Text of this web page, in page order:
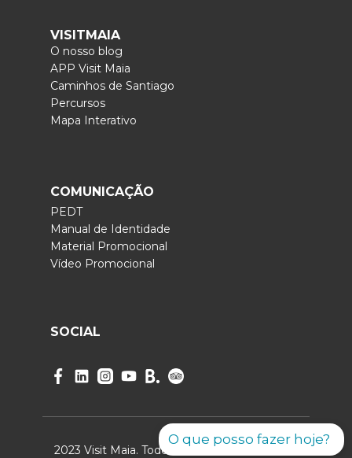
O que posso fazer hoje?
VISITMAIA
O nosso blog
APP Visit Maia
Caminhos de Santiago
Percursos
Mapa Interativo
COMUNICAÇÃO
PEDT
Manual de Identidade
Material Promocional
Vídeo Promocional
SOCIAL
2023 Visit Maia. Todos os direitos reservados.